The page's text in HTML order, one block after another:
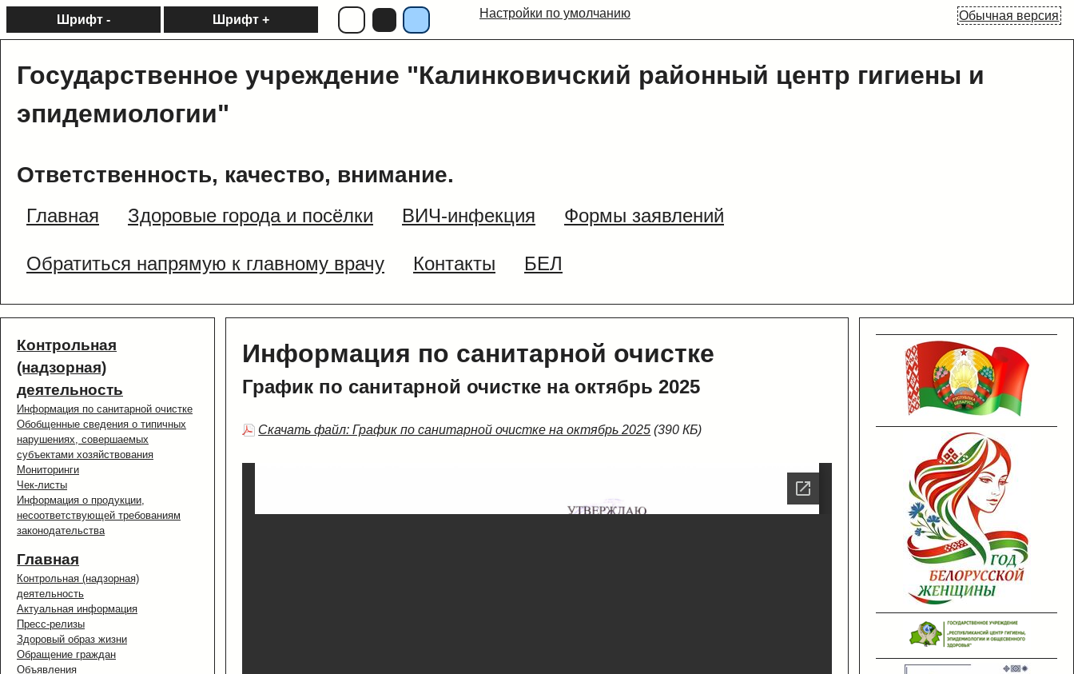
Обычная версия
Шрифт - Шрифт + Настройки по умолчанию
Государственное учреждение "Калинковичский районный центр гигиены и
эпидемиологии"
Ответственность, качество, внимание.
Главная Здоровые города и посёлки ВИЧ-инфекция Формы заявлений
Обратиться напрямую к главному врачу Контакты БЕЛ
Контрольная
(надзорная)
деятельность
Информация по санитарной очистке
Обобщенные сведения о типичных
нарушениях, совершаемых
субъектами хозяйствования
Мониторинги
Чек-листы
Информация о продукции,
несоответствующей требованиям
законодательства
Главная
Контрольная (надзорная)
деятельность
Актуальная информация
Пресс-релизы
Здоровый образ жизни
Обращение граждан
Объявления
Информация по санитарной очистке
График по санитарной очистке на октябрь 2025
Скачать файл: График по санитарной очистке на октябрь 2025 (390 КБ)